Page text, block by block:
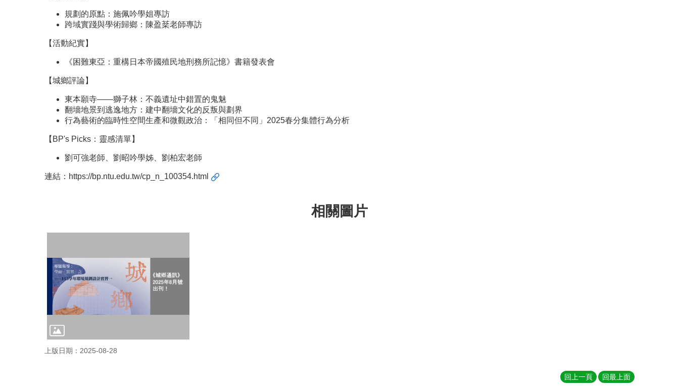
規劃的原點：施佩吟學姐專訪
跨域實踐與學術歸鄉：陳盈棻老師專訪
【活動紀實】
《困難東亞：重構日本帝國殖民地刑務所記憶》書籍發表會
【城鄉評論】
東本願寺——獅子林：不義遺址中錯置的鬼魅
翻墻地景到逃逸地方：建中翻墻文化的反叛與劃界
行為藝術的臨時性空間生產和微觀政治：「相同但不同」2025春分集體行為分析
【BP's Picks：靈感清單】
劉可強老師、劉昭吟學姊、劉柏宏老師
連結： https://bp.ntu.edu.tw/cp_n_100354.html
相關圖片
上版日期：2025-08-28
回上一頁 回最上面